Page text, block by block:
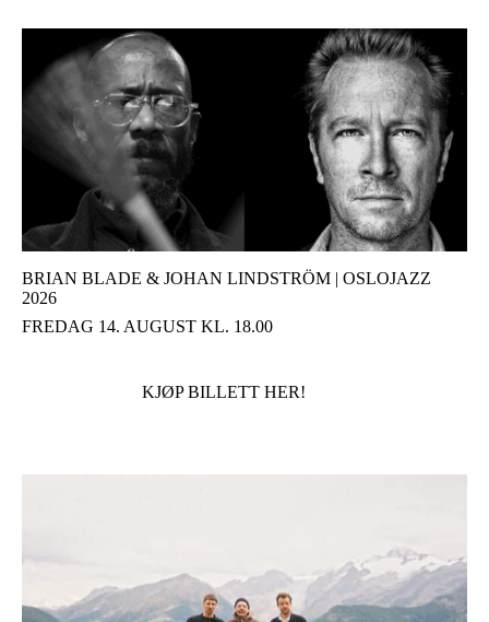
BRIAN BLADE & JOHAN LINDSTRÖM | OSLOJAZZ
2026
FREDAG 14. AUGUST KL. 18.00
KJØP BILLETT HER!